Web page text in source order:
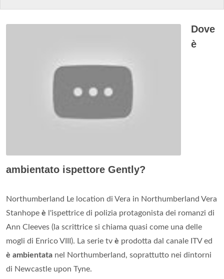
Dove
è
ambientato ispettore Gently?
Northumberland Le location di Vera in Northumberland Vera
Stanhope è l'ispettrice di polizia protagonista dei romanzi di
Ann Cleeves (la scrittrice si chiama quasi come una delle
mogli di Enrico VIII). La serie tv è prodotta dal canale ITV ed
è ambientata nel Northumberland, soprattutto nei dintorni
di Newcastle upon Tyne.